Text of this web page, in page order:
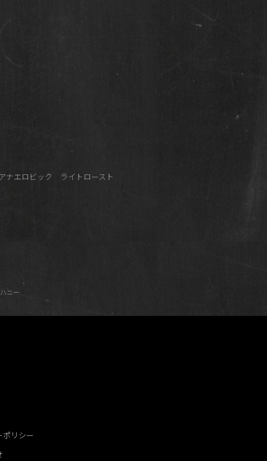
ナエロビック ライトロースト
ニー
ポリシー